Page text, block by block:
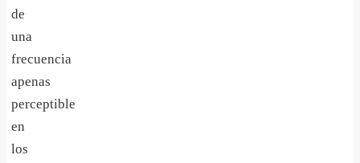
de
una
frecuencia
apenas
perceptible
en
los